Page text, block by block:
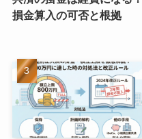
損金算入の可否と根拠